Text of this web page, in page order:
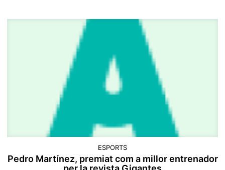
ESPORTS
Pedro Martínez, premiat com a millor entrenador